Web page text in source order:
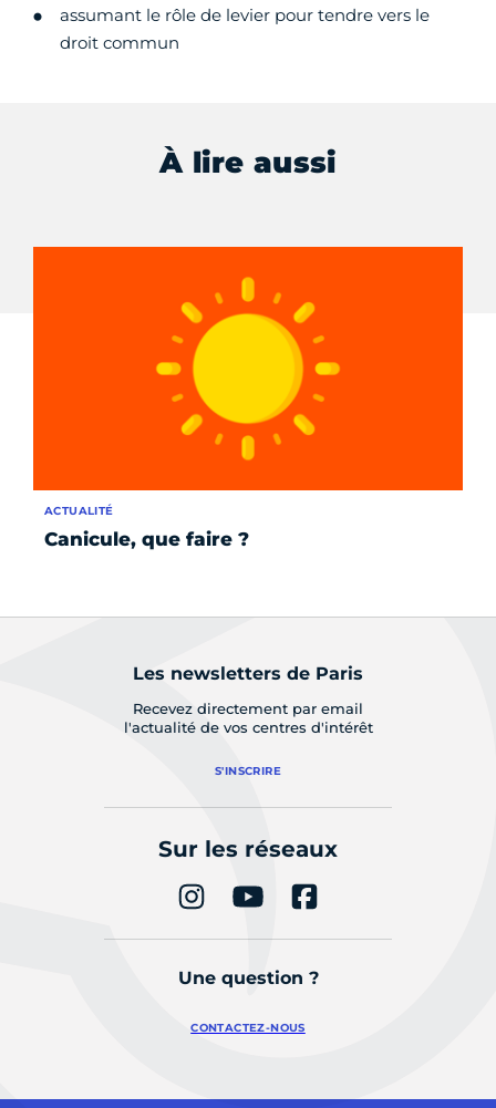
assumant le rôle de levier pour tendre vers le
droit commun
À lire aussi
Canicule, que faire ?
ACTUALITÉ
Les newsletters de Paris
Recevez directement par email
l'actualité de vos centres d'intérêt
S'INSCRIRE
Sur les réseaux
Une question ?
CONTACTEZ-NOUS